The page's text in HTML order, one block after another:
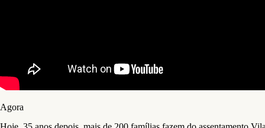
Agora